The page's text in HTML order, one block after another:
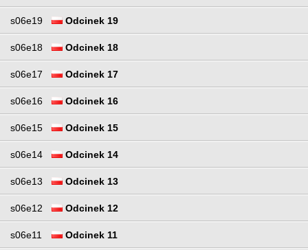
s06e19 Odcinek 19
s06e18 Odcinek 18
s06e17 Odcinek 17
s06e16 Odcinek 16
s06e15 Odcinek 15
s06e14 Odcinek 14
s06e13 Odcinek 13
s06e12 Odcinek 12
s06e11 Odcinek 11